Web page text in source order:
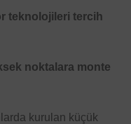
teknolojileri tercih
noktalara monte
kurulan küçük